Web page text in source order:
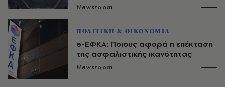
Newsroom
ΠΟΛΙΤΙΚΗ & ΟΙΚΟΝΟΜΙΑ
e-ΕΦΚΑ: Ποιους αφορά η επέκταση
της ασφαλιστικής ικανότητας
Newsroom